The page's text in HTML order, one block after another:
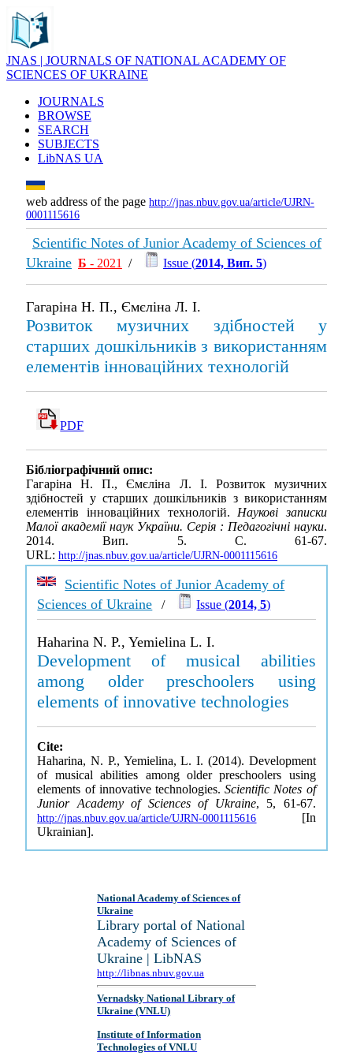
JNAS | JOURNALS OF NATIONAL ACADEMY OF
SCIENCES OF UKRAINE
JOURNALS
BROWSE
SEARCH
SUBJECTS
LibNAS UA
web address of the page http://jnas.nbuv.gov.ua/article/UJRN-
0001115616
Scientific Notes of Junior Academy of Sciences of
Ukraine Б - 2021 / Issue (2014, Вип. 5)
Гагаріна Н. П., Ємєліна Л. І.
Розвиток музичних здібностей у
старших дошкільників з використанням
елементів інноваційних технологій
PDF
Бібліографічний опис:
Гагаріна Н. П., Ємєліна Л. І. Розвиток музичних
здібностей у старших дошкільників з використанням
елементів інноваційних технологій.Наукові записки
Малої академії наук України. Серія : Педагогічні науки.
2014. Вип. 5. С. 61-67.
URL: http://jnas.nbuv.gov.ua/article/UJRN-0001115616
Scientific Notes of Junior Academy of
Sciences of Ukraine / Issue (2014, 5)
Haharina N. P., Yemielina L. I.
Development of musical abilities
among older preschoolers using
elements of innovative technologies
Cite:
Haharina, N. P., Yemielina, L. I. (2014). Development
of musical abilities among older preschoolers using
elements of innovative technologies.Scientific Notes of
Junior Academy of Sciences of Ukraine, 5, 61-67.
http://jnas.nbuv.gov.ua/article/UJRN-0001115616 [In
Ukrainian].
National Academy of Sciences of
Ukraine
Library portal of National
Academy of Sciences of
Ukraine | LibNAS
http://libnas.nbuv.gov.ua
Vernadsky National Library of
Ukraine (VNLU)
Institute of Information
Technologies of VNLU